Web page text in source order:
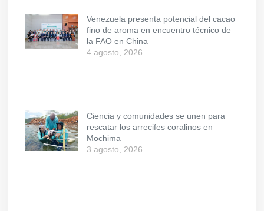
Venezuela presenta potencial del cacao
fino de aroma en encuentro técnico de
la FAO en China
4 agosto, 2026
Ciencia y comunidades se unen para
rescatar los arrecifes coralinos en
Mochima
3 agosto, 2026